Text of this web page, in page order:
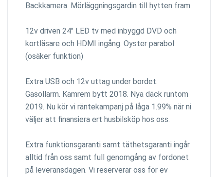
Backkamera. Mörläggningsgardin till hytten fram.
12v driven 24" LED tv med inbyggd DVD och
kortläsare och HDMI ingång. Oyster parabol
(osäker funktion)
Extra USB och 12v uttag under bordet.
Gasollarm. Kamrem bytt 2018. Nya däck runtom
2019. Nu kör vi räntekampanj på låga 1.99% när ni
väljer att finansiera ert husbilsköp hos oss.
Extra funktionsgaranti samt täthetsgaranti ingår
alltid från oss samt full genomgång av fordonet
på leveransdagen. Vi reserverar oss för ev